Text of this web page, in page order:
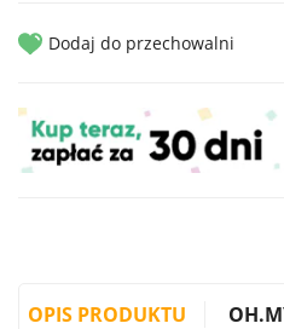
Dodaj do przechowalni
OPIS PRODUKTU